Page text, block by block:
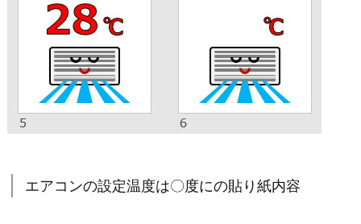
エアコンの設定温度は〇度にの貼り紙内容